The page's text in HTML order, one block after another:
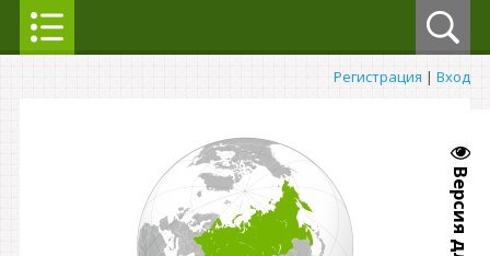
Регистрация | Вход